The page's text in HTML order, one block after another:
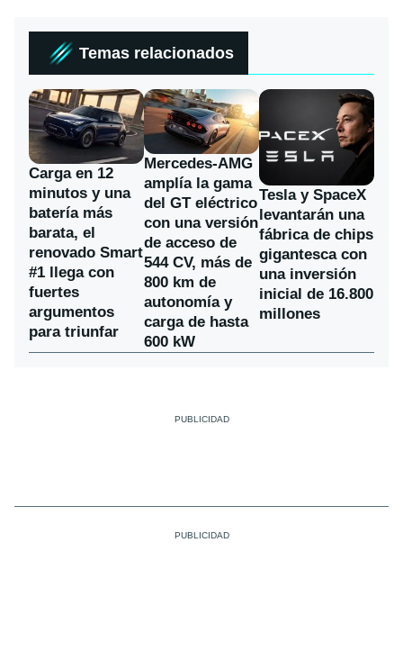
Temas relacionados
Carga en 12
minutos y una
batería más
barata, el
renovado Smart
#1 llega con
fuertes
argumentos
para triunfar
Mercedes-AMG
amplía la gama
del GT eléctrico
con una versión
de acceso de
544 CV, más de
800 km de
autonomía y
carga de hasta
600 kW
Tesla y SpaceX
levantarán una
fábrica de chips
gigantesca con
una inversión
inicial de 16.800
millones